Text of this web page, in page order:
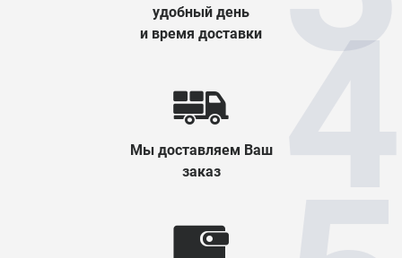
удобный день
и время доставки
Мы доставляем Ваш
заказ